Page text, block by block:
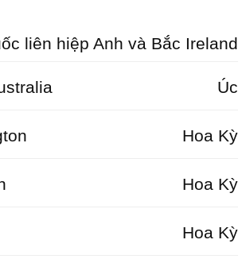
liên hiệp Anh và Bắc Ireland
Úc
Hoa Kỳ
Hoa Kỳ
Hoa Kỳ